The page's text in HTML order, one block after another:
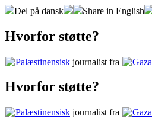
Del på dansk Share in English
Hvorfor støtte?
Palæstinensisk journalist fra Gaza
Hvorfor støtte?
Palæstinensisk journalist fra Gaza